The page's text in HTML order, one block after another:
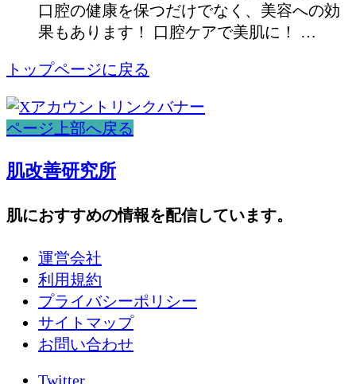
口腔の健康を保つだけでなく、美容への効
果もあります！ 口腔ケアで美肌に！ …
トップページに戻る
ページ上部へ戻る
肌改善研究所
肌におすすめの情報を配信しています。
運営会社
利用規約
プライバシーポリシー
サイトマップ
お問い合わせ
Twitter